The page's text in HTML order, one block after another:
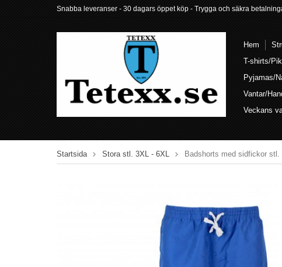
Snabba leveranser - 30 dagars öppet köp - Trygga och säkra
Hem
T-shirts/
Pyjamas/
Vantar/
Veckans
Startsida Stora stl. 3XL - 6XL Badshorts med sidfickor stl.